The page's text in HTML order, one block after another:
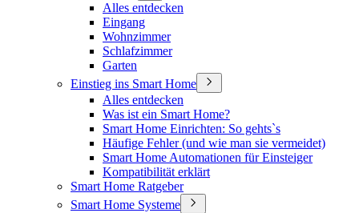
Alles entdecken
Eingang
Wohnzimmer
Schlafzimmer
Garten
Einstieg ins Smart Home
Alles entdecken
Was ist ein Smart Home?
Smart Home Einrichten: So gehts`s
Häufige Fehler (und wie man sie vermeidet)
Smart Home Automationen für Einsteiger
Kompatibilität erklärt
Smart Home Ratgeber
Smart Home Systeme